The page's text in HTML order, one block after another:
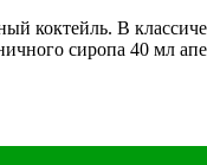
коктейль. В
сиропа 40 мл